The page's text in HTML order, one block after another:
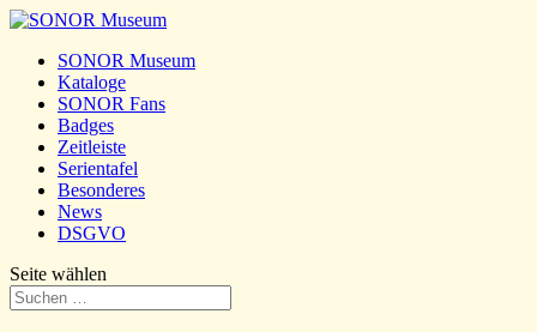
SONOR Museum
Kataloge
SONOR Fans
Badges
Zeitleiste
Serientafel
Besonderes
News
DSGVO
Seite wählen